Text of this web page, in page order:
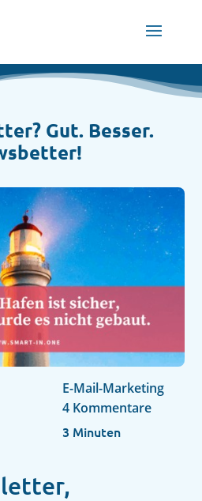
Gut. Besser.
E-Mail-Marketing
4 Kommentare
3 Minuten